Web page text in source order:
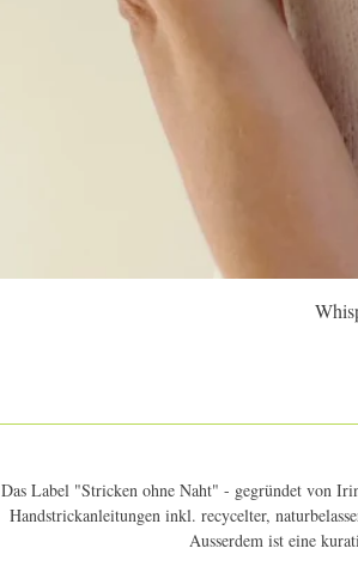
Das Label "Stricken ohne Naht" - gegründet von
Handstrickanleitungen inkl. recycelter,
Ausserdem ist eine